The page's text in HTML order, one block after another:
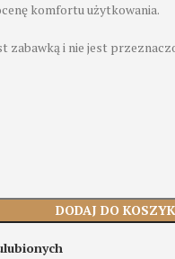
komfortu użytkowania.
zabawką i nie jest
DODAJ DO